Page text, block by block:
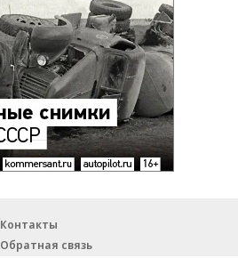
Контакты
Обратная связь